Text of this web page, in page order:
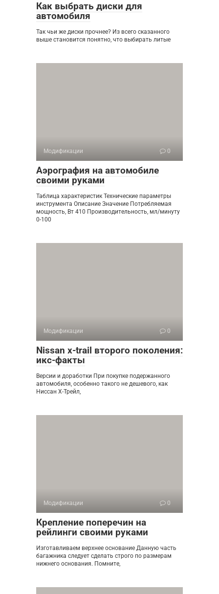
Как выбрать диски для
автомобиля
Так чьи же диски прочнее? Из всего сказанного
выше становится понятно, что выбирать литые
Модификации 0
Аэрография на автомобиле
своими руками
Таблица характеристик Технические параметры
инструмента Описание Значение Потребляемая
мощность, Вт 410 Производительность, мл/минуту
0-100
Модификации 0
Nissan x-trail второго поколения:
икс-факты
Версии и доработки При покупке подержанного
автомобиля, особенно такого не дешевого, как
Ниссан Х-Трейл,
Модификации 0
Крепление поперечин на
рейлинги своими руками
Изготавливаем верхнее основание Данную часть
багажника следует сделать строго по размерам
нижнего основания. Помните,